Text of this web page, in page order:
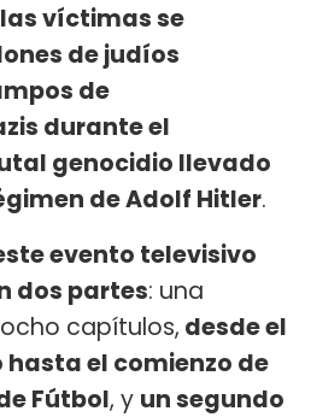
víctimas se
de judíos
de
durante el
genocidio llevado
de Adolf Hitler.
evento televisivo
dos partes: una
capítulos, desde el
hasta el comienzo de
Fútbol, y un segundo